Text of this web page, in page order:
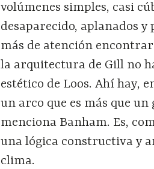
volúmenes simples, casi
desaparecido, aplanados y
más de atención
la arquitectura de Gill no
estético de Loos. Ahí hay,
un arco que es más que
menciona Banham. Es,
una lógica constructiva y
clima.